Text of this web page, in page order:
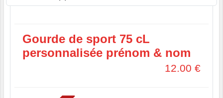
Gourde de sport 75 cL
personnalisée prénom & nom
12.00 €